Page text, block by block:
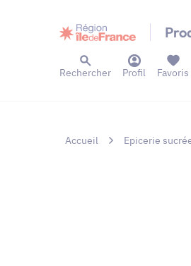
Rechercher Profil Favoris
Accueil Epicerie